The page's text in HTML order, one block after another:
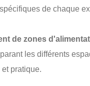
de chaque
de zones
les différents
pratique.